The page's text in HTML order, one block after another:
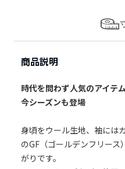
商品説明
時代を問わず人気のアイテ
今シーズンも登場
身頃をウール生地、袖には
のGF（ゴールデンフリー
がりです。